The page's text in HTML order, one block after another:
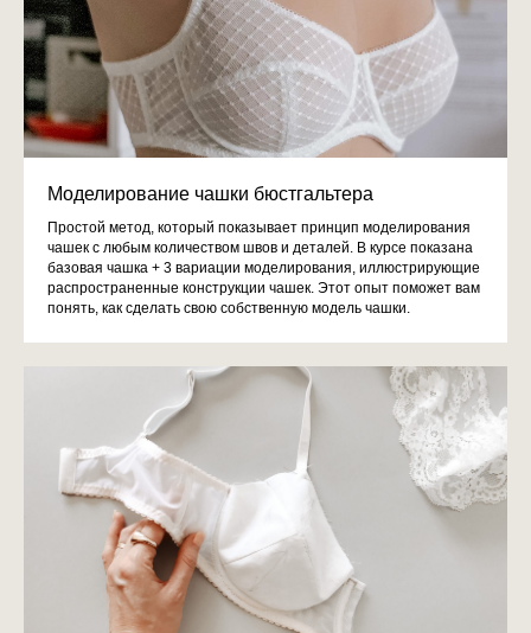
Моделирование чашки бюстгальтера
Простой метод, который показывает принцип моделирования
чашек с любым количеством швов и деталей. В курсе показана
базовая чашка + 3 вариации моделирования, иллюстрирующие
распространенные конструкции чашек. Этот опыт поможет вам
понять, как сделать свою собственную модель чашки.